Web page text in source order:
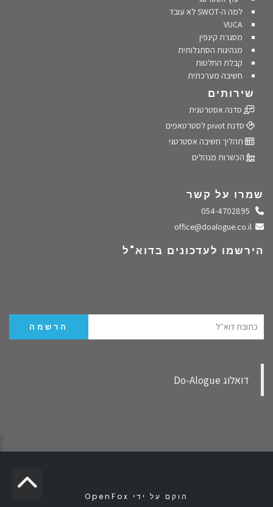
למה ה-SWOT לא עובד
VUCA
מסגרת קינפין
מנהיגות הסתגלותית
קבלת החלטות
חשיבה מערכתית
שירותים
סדנה אסטרטגית
סדנת pivot לסטרטאפים
תהליך חשיבה אסטרטגי
הכשרות מנהלים
שמרו על קשר
התקשרו אלינו
שלחו מייל
הירשמו לעדכונים בדוא"ל
‏דואלוג Do-Alogue‏
הוקם על ידי OpenFox